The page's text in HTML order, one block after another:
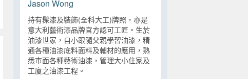
Jason Wong
持有髹漆及裝飾(全科大工)牌照，亦是
意大利藝術漆品牌官方認可工匠。生於
油漆世家，自小跟隨父親學習油漆，精
通各種油漆底料面料及輔材的應用，熟
悉市面各種藝術油漆，管理大小住家及
工廈之油漆工程。